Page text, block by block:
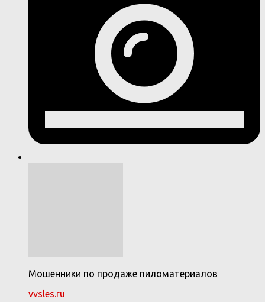
Мошенники по продаже пиломатериалов
vvsles.ru